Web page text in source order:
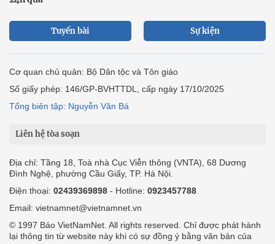
Tuyến bài Sự kiện
Cơ quan chủ quản: Bộ Dân tộc và Tôn giáo
Số giấy phép: 146/GP-BVHTTDL, cấp ngày 17/10/2025
Tổng biên tập: Nguyễn Văn Bá
Liên hệ tòa soạn
Địa chỉ: Tầng 18, Toà nhà Cục Viễn thông (VNTA), 68 Dương
Đình Nghệ, phường Cầu Giấy, TP. Hà Nội.
Điện thoại: 02439369898 - Hotline: 0923457788
Email: vietnamnet@vietnamnet.vn
© 1997 Báo VietNamNet. All rights reserved. Chỉ được phát hành
lại thông tin từ website này khi có sự đồng ý bằng văn bản của